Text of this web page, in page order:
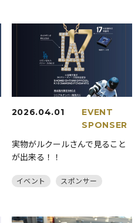
2026.04.01
EVENT
SPONSER
実物がルクールさんで見ること
が出来る！！
イベント スポンサー